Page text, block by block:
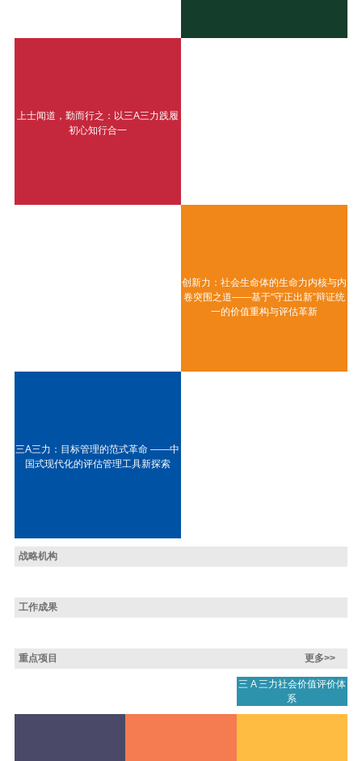
上士闻道，勤而行之：以三A三力践履
初心知行合一
创新力：社会生命体的生命力内核与内
卷突围之道——基于“守正出新”辩证统
一的价值重构与评估革新
三A三力：目标管理的范式革命 ——中
国式现代化的评估管理工具新探索
战略机构
工作成果
重点项目 更多>>
三 A 三力社会价值评价体
系